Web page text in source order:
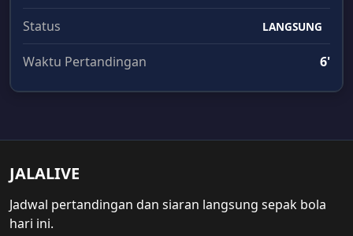
Status LANGSUNG
Waktu Pertandingan 6'
JALALIVE
Jadwal pertandingan dan siaran langsung sepak bola
hari ini.